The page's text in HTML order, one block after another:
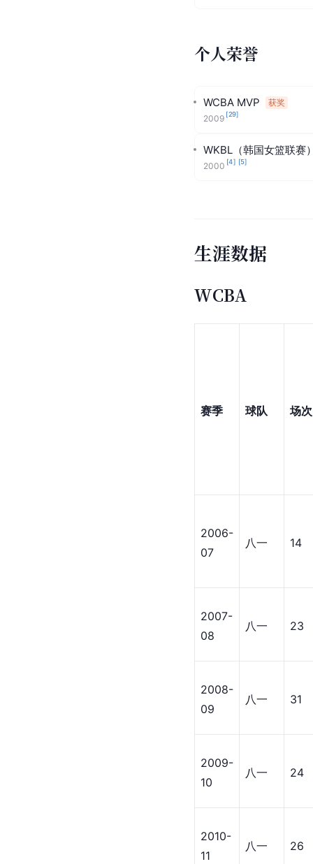
个人荣誉
WCBA MVP
获奖
2009 [29]
WKBL（韩国女篮联赛
2000 [4] [5]
生涯数据
WCBA
赛季 球队 场次
2006-
07
八一 14
2007-
08
八一 23
2008-
09
八一 31
2009-
10
八一 24
2010-
11
八一 26